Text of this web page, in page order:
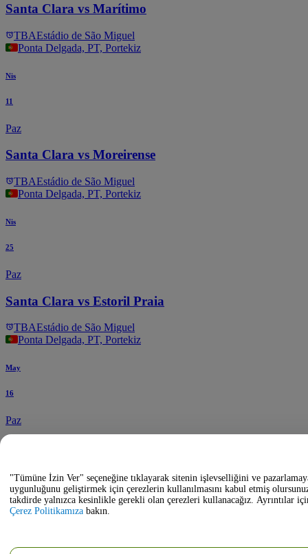
Santa Clara vs Marítimo
TBAEstádio de São Miguel
Ponta Delgada, PT, Portekiz
Nis
11
Paz
Santa Clara vs Moreirense
TBAEstádio de São Miguel
Ponta Delgada, PT, Portekiz
Nis
25
Paz
Santa Clara vs Estoril Praia
TBAEstádio de São Miguel
Ponta Delgada, PT, Portekiz
May
16
Paz
TBAEstádio de São Miguel
Ponta Delgada, PT, Portekiz
"Tümüne İzin Ver" seçeneğine tıklayarak sitenin işlevselliğini ve
uygunluğunu geliştirmek için çerezlerin kullanılmasını kabul etmiş
takdirde yalnızca kesinlikle gerekli olan çerezleri kullanacağız. Ayrıntılar
Çerez Politikamıza bakın.